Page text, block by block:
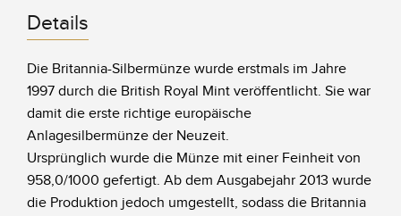
Details
Die Britannia-Silbermünze wurde erstmals im Jahre
1997 durch die British Royal Mint veröffentlicht. Sie war
damit die erste richtige europäische
Anlagesilbermünze der Neuzeit.
Ursprünglich wurde die Münze mit einer Feinheit von
958,0/1000 gefertigt. Ab dem Ausgabejahr 2013 wurde
die Produktion jedoch umgestellt, sodass die Britannia